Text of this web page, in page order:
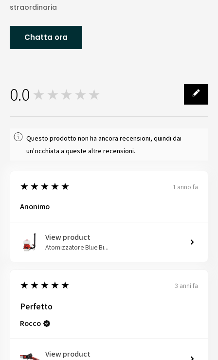
straordinaria
Chatta ora
0.0 ★★★★★
Questo prodotto non ha ancora recensioni, quindi dai
un'occhiata a queste altre recensioni.
5
★★★★★ 1 anno fa
Anonimo
View product
Atomizzatore Blue Bi...
5
★★★★★ 3 anni fa
Perfetto
Rocco
View product